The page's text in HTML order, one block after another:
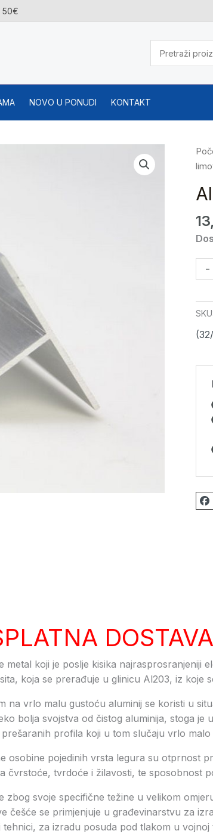
50€
NOVO U PONUDI KONTAKT
-
SKU:
metal koji je poslje kisika najrasprosranjeniji
koja se prerađuje u glinicu Al203, iz koje
na vrlo malu gustoću aluminij se koristi u
bolja svojstva od čistog aluminija, stoga je
profila koji u tom slučaju vrlo
osobine pojedinih vrsta legura su otprnost
čvrstoće, tvrdoće i žilavosti, te sposobnost
zbog svoje specifične težine u velikom
češće se primjenjuje u građevinarstvu za
tehnici, za izradu posuda pod tlakom u